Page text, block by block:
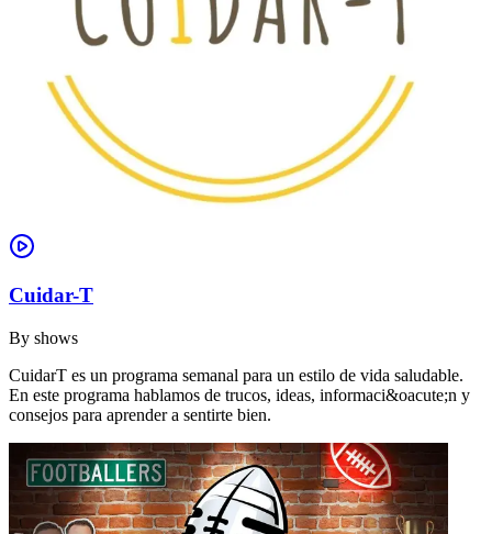
Cuidar-T
By shows
CuidarT es un programa semanal para un estilo de vida saludable.
En este programa hablamos de trucos, ideas, informaci&oacute;n y
consejos para aprender a sentirte bien.